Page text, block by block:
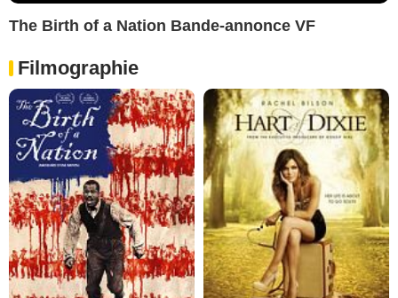
The Birth of a Nation Bande-annonce VF
Filmographie